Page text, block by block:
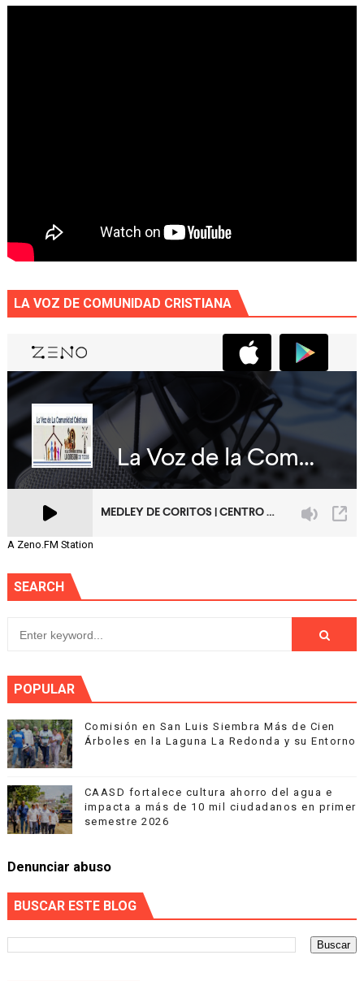
LA VOZ DE COMUNIDAD CRISTIANA
A Zeno.FM Station
SEARCH
POPULAR
Comisión en San Luis Siembra Más de Cien
Árboles en la Laguna La Redonda y su Entorno
CAASD fortalece cultura ahorro del agua e
impacta a más de 10 mil ciudadanos en primer
semestre 2026
Denunciar abuso
BUSCAR ESTE BLOG